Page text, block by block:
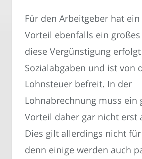
Für den Arbeitgeber hat
Vorteil ebenfalls ein großes
diese Vergünstigung
Sozialabgaben und ist von
Lohnsteuer befreit. In der
Lohnabrechnung muss ein
Vorteil daher gar nicht erst
Dies gilt allerdings nicht für
denn einige werden auch